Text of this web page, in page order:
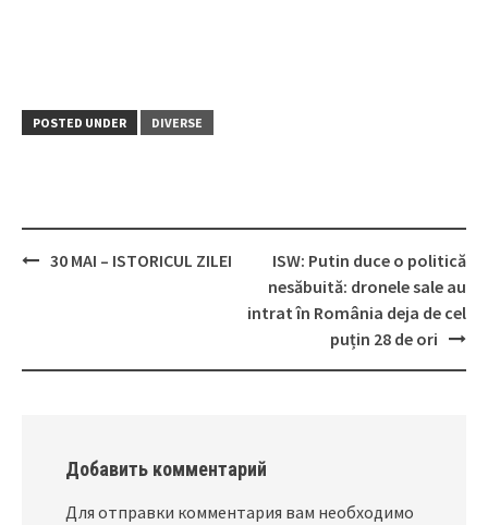
POSTED UNDER DIVERSE
30 MAI – ISTORICUL ZILEI
ISW: Putin duce o politică
nesăbuită: dronele sale au
intrat în România deja de cel
puțin 28 de ori
Добавить комментарий
Для отправки комментария вам необходимо